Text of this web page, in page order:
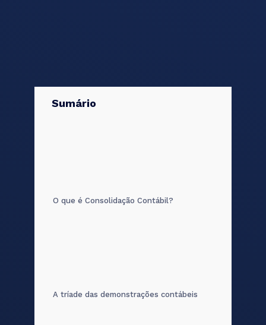
Sumário
O que é Consolidação Contábil?
A tríade das demonstrações contábeis